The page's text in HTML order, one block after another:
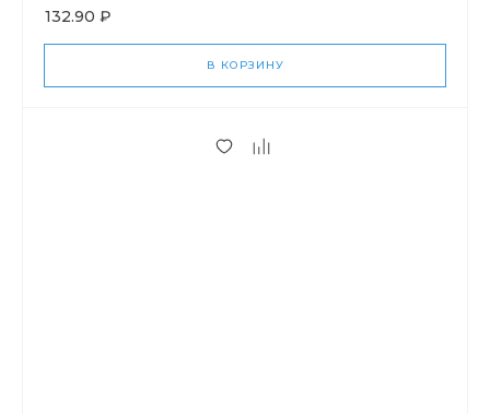
132.90 ₽
В КОРЗИНУ